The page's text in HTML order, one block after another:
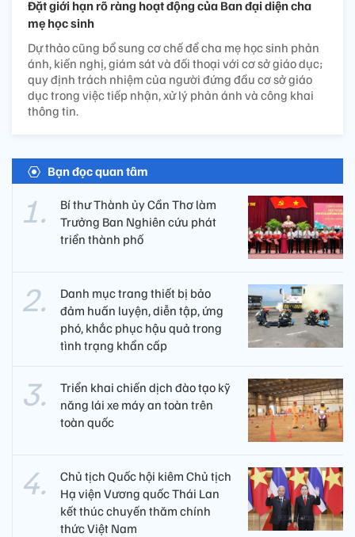
Đặt giới hạn rõ ràng hoạt động của Ban đại diện cha
mẹ học sinh
Dự thảo cũng bổ sung cơ chế để cha mẹ học sinh phản
ánh, kiến nghị, giám sát và đối thoại với cơ sở giáo dục;
quy định trách nhiệm của người đứng đầu cơ sở giáo
dục trong việc tiếp nhận, xử lý phản ánh và công khai
thông tin.
Bạn đọc quan tâm
Bí thư Thành ủy Cần Thơ làm
Trưởng Ban Nghiên cứu phát
triển thành phố
Danh mục trang thiết bị bảo
đảm huấn luyện, diễn tập, ứng
phó, khắc phục hậu quả trong
tình trạng khẩn cấp
Triển khai chiến dịch đào tạo kỹ
năng lái xe máy an toàn trên
toàn quốc
Chủ tịch Quốc hội kiêm Chủ tịch
Hạ viện Vương quốc Thái Lan
kết thúc chuyến thăm chính
thức Việt Nam